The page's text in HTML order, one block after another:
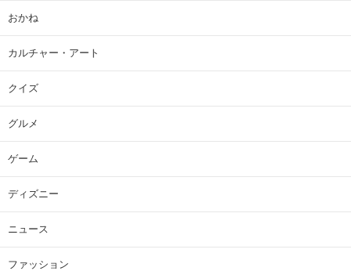
おかね
カルチャー・アート
クイズ
グルメ
ゲーム
ディズニー
ニュース
ファッション